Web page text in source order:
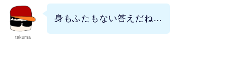
takuma
身もふたもない答えだね…